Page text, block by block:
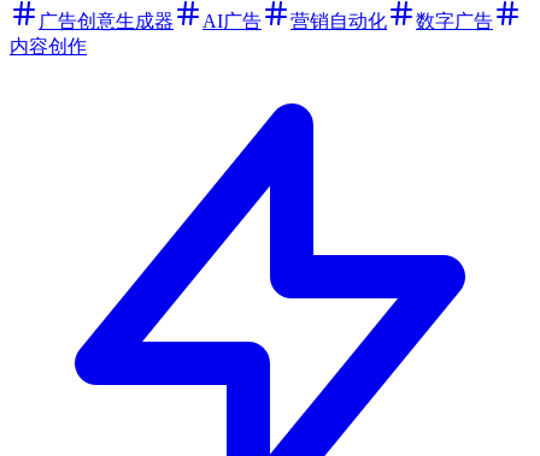
广告创意生成器 AI广告 营销自动化
数字广告
内容创作